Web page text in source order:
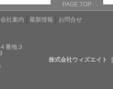
PAGE TOP
会社案内 最新情報 お問合せ
番地３
株式会社ウィズエイト